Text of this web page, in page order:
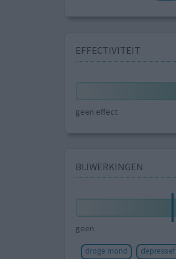
EFFECTIVITEIT
geen effect
BIJWERKINGEN
geen
droge mond depressief